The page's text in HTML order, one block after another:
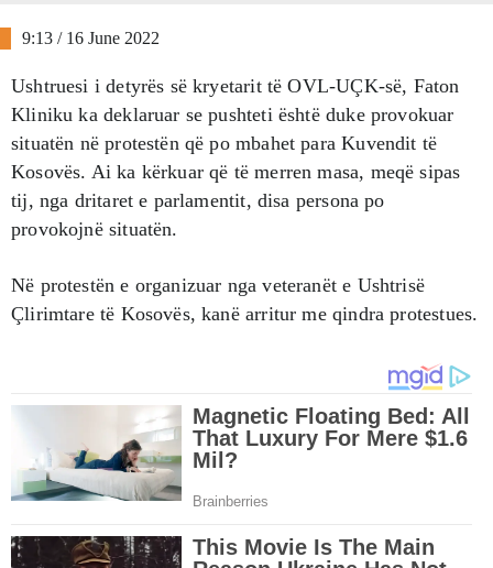
9:13 / 16 June 2022
Ushtruesi i detyrës së kryetarit të OVL-UÇK-së, Faton
Kliniku ka deklaruar se pushteti është duke provokuar
situatën në protestën që po mbahet para Kuvendit të
Kosovës. Ai ka kërkuar që të merren masa, meqë sipas
tij, nga dritaret e parlamentit, disa persona po
provokojnë situatën.
Në protestën e organizuar nga veteranët e Ushtrisë
Çlirimtare të Kosovës, kanë arritur me qindra protestues.